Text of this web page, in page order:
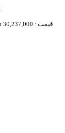
قیمت : 30,237,000 تومان